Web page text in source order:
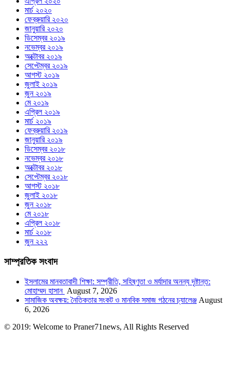
মার্চ ২০২০
ফেব্রুয়ারি ২০২০
জানুয়ারি ২০২০
ডিসেম্বর ২০১৯
নভেম্বর ২০১৯
অক্টোবর ২০১৯
সেপ্টেম্বর ২০১৯
আগস্ট ২০১৯
জুলাই ২০১৯
জুন ২০১৯
মে ২০১৯
এপ্রিল ২০১৯
মার্চ ২০১৯
ফেব্রুয়ারি ২০১৯
জানুয়ারি ২০১৯
ডিসেম্বর ২০১৮
নভেম্বর ২০১৮
অক্টোবর ২০১৮
সেপ্টেম্বর ২০১৮
আগস্ট ২০১৮
জুলাই ২০১৮
জুন ২০১৮
মে ২০১৮
এপ্রিল ২০১৮
মার্চ ২০১৮
জুন ২২২
সাম্প্রতিক সংবাদ
ইসলামের মানবতাবাদী শিক্ষা: সম্প্রীতি, সহিষ্ণুতা ও মর্যাদার অনন্য দৃষ্টান্ত:
মোহাম্মদ হাসান August 7, 2026
সামাজিক অবক্ষয়: নৈতিকতার সংকট ও মানবিক সমাজ গঠনের চ্যালেঞ্জ August
6, 2026
© 2019: Welcome to Praner71news, All Rights Reserved